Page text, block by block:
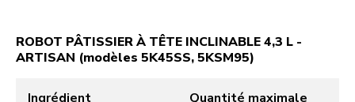
ROBOT PÂTISSIER À TÊTE INCLINABLE 4,3 L -
ARTISAN (modèles 5K45SS, 5KSM95)
Ingrédient
Quantité maximale